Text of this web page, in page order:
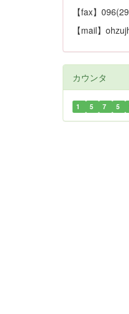
【fax】
【mail】
カウンタ
1 5 7 5